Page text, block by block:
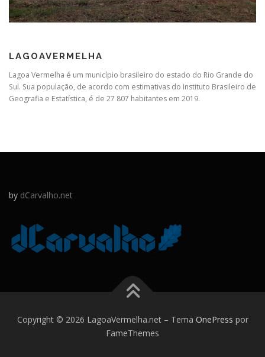
LAGOAVERMELHA
Lagoa Vermelha é um município brasileiro do estado do Rio Grande do
Sul. Sua população, de acordo com estimativas do Instituto Brasileiro de
Geografia e Estatística, é de 27 807 habitantes em 2019.
by dCarvalho.net
Copyright © 2026 LagoaVermelha.net – Tema OnePress por
FameThemes